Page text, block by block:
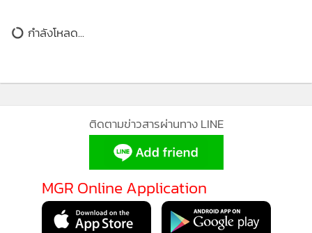
แสงไฟ ให้ระวังคนเข้ามาคาดหวังผลประโยชน์ แม้ว่าจะดูดีแต่ไม่
อุปสรรค หรือต้องเปลี่ยนจังหวะแผนการเปิดตัวและลงทุน คำพูด
สัปดาห์ งดการเสี่ยงลาภลอย
การเข้าใจผิดบ้างครั้งก็เป็นเรื่องดี เพราะทำให้ชาววันศุกร์เห็น
ธาตุแท้ของคนจริงใจใกล้ตัว หรือตัดสินใจง่ายขึ้นในเกมความรัก
ใครออกตัวช้าจะโดนกันซีน คนมาทีหลังจะชนะ เพศทางเลือก ให้
เว้นระยะจากคนที่มีเจ้าของแล้ว มิเช่นนั้นจะมีเรื่องไม่สบายใจ
กำลังโหลด...
ติดตามข่าวสารผ่านทาง LINE
MGR Online Application